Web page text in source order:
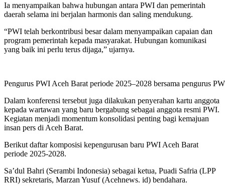
Ia menyampaikan bahwa hubungan antara PWI dan pemerintah
daerah selama ini berjalan harmonis dan saling mendukung.
“PWI telah berkontribusi besar dalam menyampaikan capaian dan
program pemerintah kepada masyarakat. Hubungan komunikasi
yang baik ini perlu terus dijaga,” ujarnya.
Pengurus PWI Aceh Barat periode 2025–2028 bersama pengurus
Dalam konferensi tersebut juga dilakukan penyerahan kartu anggota
kepada wartawan yang baru bergabung sebagai anggota resmi PWI.
Kegiatan menjadi momentum konsolidasi penting bagi kemajuan
insan pers di Aceh Barat.
Berikut daftar komposisi kepengurusan baru PWI Aceh Barat
periode 2025-2028.
Sa’dul Bahri (Serambi Indonesia) sebagai ketua, Puadi Safria (LPP
RRI) sekretaris, Marzan Yusuf (Acehnews. id) bendahara.